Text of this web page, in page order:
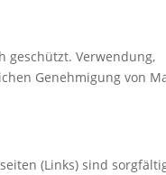
geschützt. Verwendung,
Genehmigung von
(Links) sind